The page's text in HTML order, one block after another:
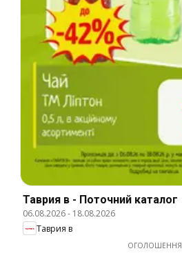
Таврия в - Поточний каталог
06.08.2026- 18.08.2026
Таврия в
ОГОЛОШЕННЯ